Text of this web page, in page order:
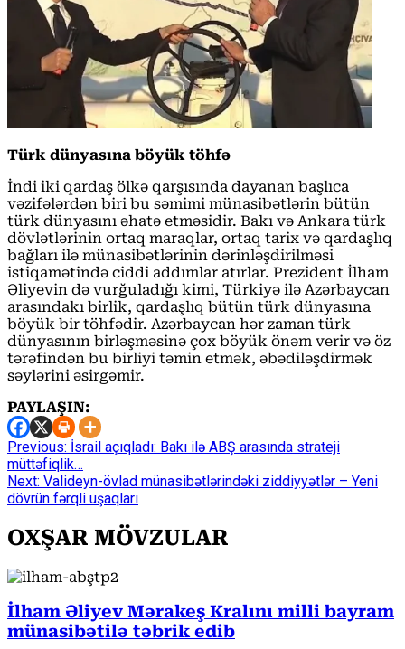
Türk dünyasına böyük töhfə
İndi iki qardaş ölkə qarşısında dayanan başlıca
vəzifələrdən biri bu səmimi münasibətlərin bütün
türk dünyasını əhatə etməsidir. Bakı və Ankara türk
dövlətlərinin ortaq maraqlar, ortaq tarix və qardaşlıq
bağları ilə münasibətlərinin dərinləşdirilməsi
istiqamətində ciddi addımlar atırlar. Prezident İlham
Əliyevin də vurğuladığı kimi, Türkiyə ilə Azərbaycan
arasındakı birlik, qardaşlıq bütün türk dünyasına
böyük bir töhfədir. Azərbaycan hər zaman türk
dünyasının birləşməsinə çox böyük önəm verir və öz
tərəfindən bu birliyi təmin etmək, əbədiləşdirmək
səylərini əsirgəmir.
PAYLAŞIN:
Continue
Reading
Previous: İsrail açıqladı: Bakı ilə ABŞ arasında strateji
müttəfiqlik…
Next: Valideyn-övlad münasibətlərindəki ziddiyyətlər – Yeni
dövrün fərqli uşaqları
OXŞAR MÖVZULAR
İlham Əliyev Mərakeş Kralını milli bayram
münasibətilə təbrik edib